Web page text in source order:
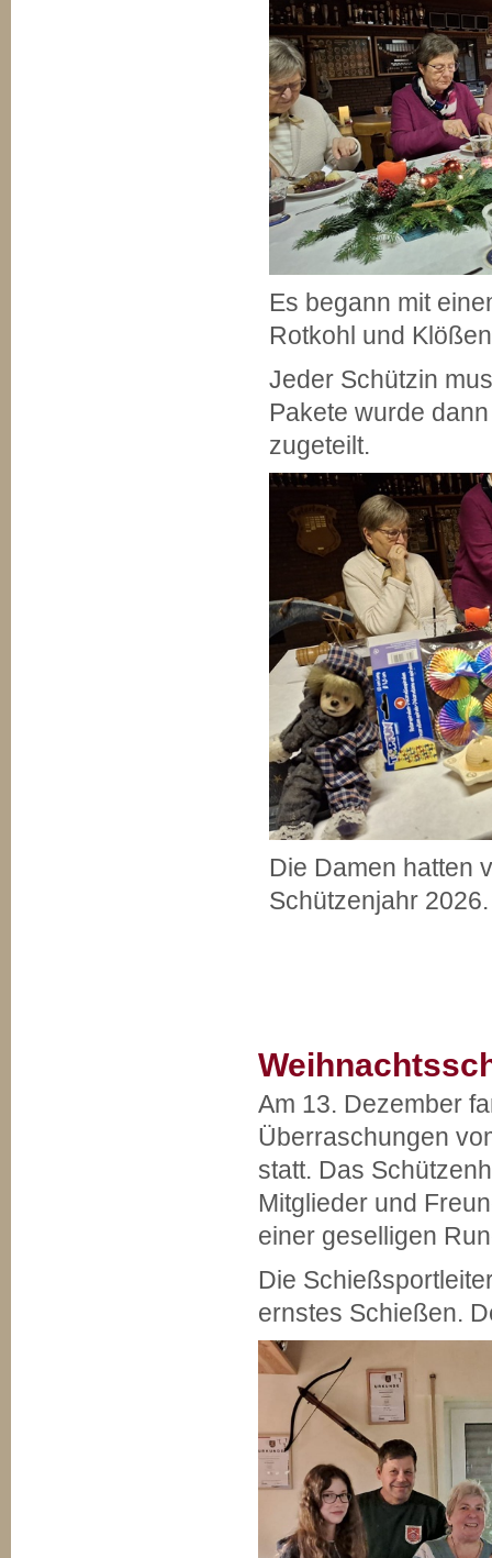
Es begann mit
Rotkohl und
Jeder Schützin
Pakete wurde
zugeteilt.
Die Damen hatten
Schützenjahr 2026.
Am 13. Dezember
Überraschungen
statt. Das
Mitglieder und
einer geselligen
Die
ernstes Schießen.